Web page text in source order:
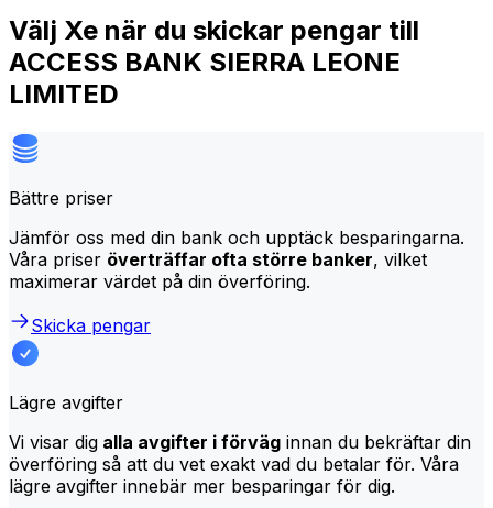
Välj Xe när du skickar pengar till
ACCESS BANK SIERRA LEONE
LIMITED
Bättre priser
Jämför oss med din bank och upptäck besparingarna.
Våra priser överträffar ofta större banker, vilket
maximerar värdet på din överföring.
Skicka pengar
Lägre avgifter
Vi visar dig alla avgifter i förväg innan du bekräftar din
överföring så att du vet exakt vad du betalar för. Våra
lägre avgifter innebär mer besparingar för dig.